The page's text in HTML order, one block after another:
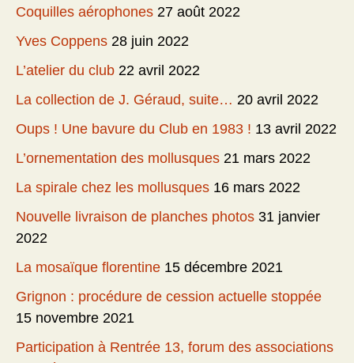
Coquilles aérophones 27 août 2022
Yves Coppens 28 juin 2022
L’atelier du club 22 avril 2022
La collection de J. Géraud, suite… 20 avril 2022
Oups ! Une bavure du Club en 1983 ! 13 avril 2022
L’ornementation des mollusques 21 mars 2022
La spirale chez les mollusques 16 mars 2022
Nouvelle livraison de planches photos 31 janvier
2022
La mosaïque florentine 15 décembre 2021
Grignon : procédure de cession actuelle stoppée
15 novembre 2021
Participation à Rentrée 13, forum des associations